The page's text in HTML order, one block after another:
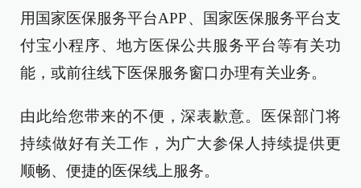
用国家医保服务平台APP、国家医保服务平台支
付宝小程序、地方医保公共服务平台等有关功
能，或前往线下医保服务窗口办理有关业务。
由此给您带来的不便，深表歉意。医保部门将
持续做好有关工作，为广大参保人持续提供更
顺畅、便捷的医保线上服务。